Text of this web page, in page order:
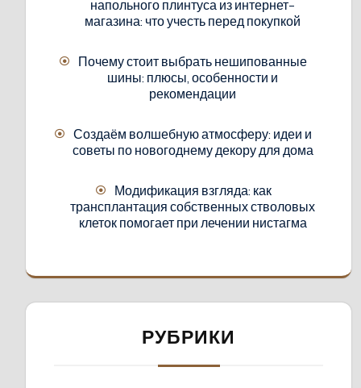
напольного плинтуса из интернет-
магазина: что учесть перед покупкой
Почему стоит выбрать нешипованные
шины: плюсы, особенности и
рекомендации
Создаём волшебную атмосферу: идеи и
советы по новогоднему декору для дома
Модификация взгляда: как
трансплантация собственных стволовых
клеток помогает при лечении нистагма
РУБРИКИ